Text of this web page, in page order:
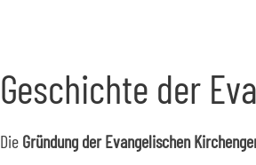
Geschichte der
Die Gründung der Evangelischen